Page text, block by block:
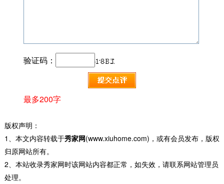
验证码：
最多200字
版权声明：
1、本文内容转载于秀家网(www.xiuhome.com)，或有会员发布，版权
归原网站所有。
2、本站收录秀家网时该网站内容都正常，如失效，请联系网站管理员
处理。